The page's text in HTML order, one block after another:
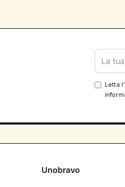
Letta l'
Unobravo